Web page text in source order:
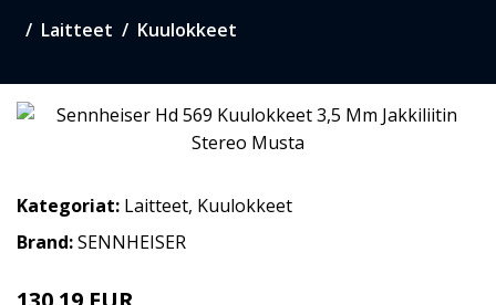
Laitteet Kuulokkeet
Kategoriat: Laitteet, Kuulokkeet
Brand:SENNHEISER